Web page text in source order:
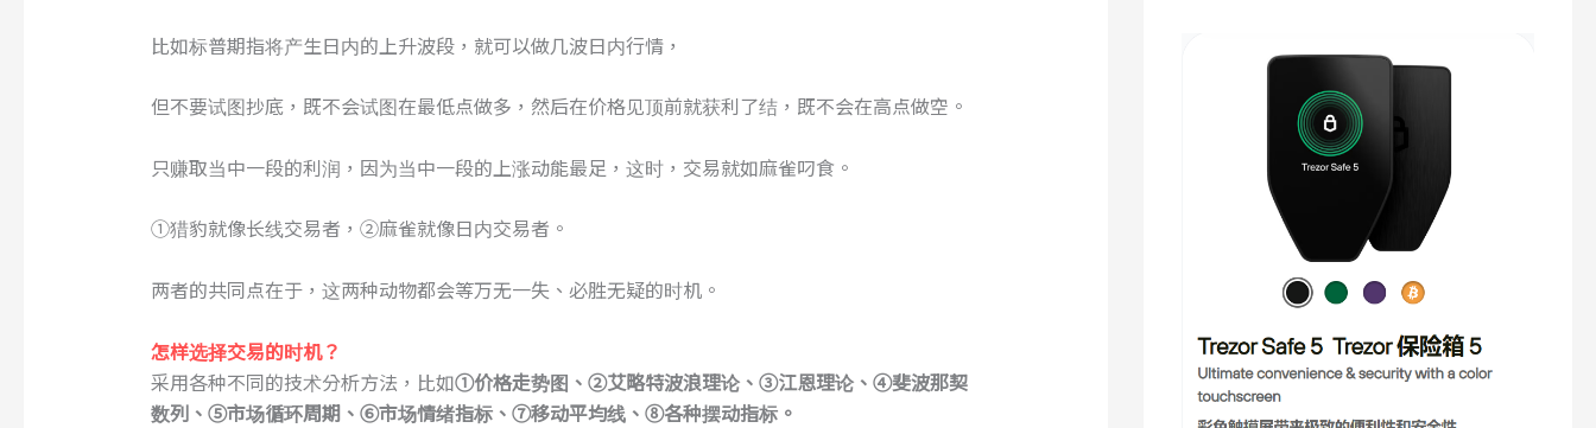
比如标普期指将产生日内的上升波段，就可以做几波日内行情，
但不要试图抄底，既不会试图在最低点做多，然后在价格见顶前就获利了结，既不会在高点做空。
只赚取当中一段的利润，因为当中一段的上涨动能最足，这时，交易就如麻雀叼食。
①猎豹就像长线交易者，②麻雀就像日内交易者。
两者的共同点在于，这两种动物都会等万无一失、必胜无疑的时机。
怎样选择交易的时机？
采用各种不同的技术分析方法，比如①价格走势图、②艾略特波浪理论、③江恩理论、④斐波那契
数列、⑤市场循环周期、⑥市场情绪指标、⑦移动平均线、⑧各种摆动指标。